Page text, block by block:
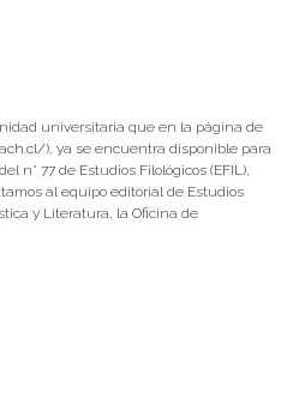
universitaria que en la página de
), ya se encuentra disponible para
n° 77 de Estudios Filológicos (EFIL),
al equipo editorial de Estudios
y Literatura, la Oficina de